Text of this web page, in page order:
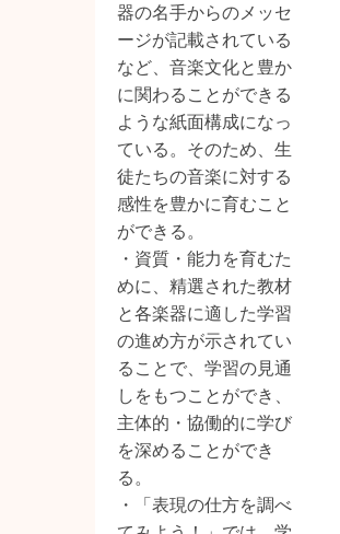
器の名手からのメッセ
ージが記載されている
など、音楽文化と豊か
に関わることができる
ような紙面構成になっ
ている。そのため、生
徒たちの音楽に対する
感性を豊かに育むこと
ができる。
・資質・能力を育むた
めに、精選された教材
と各楽器に適した学習
の進め方が示されてい
ることで、学習の見通
しをもつことができ、
主体的・協働的に学び
を深めることができ
る。
・「表現の仕方を調べ